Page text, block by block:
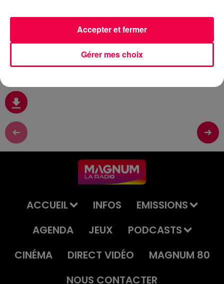
DU LUNDI 15 JUIN
(MAGNUM DRIVE) Le jeu de l'anniversaire du Lundi 15
Juin
ACCUEIL INFOS
EMISSIONS
AGENDA
JEUX
PODCASTS
CINÉMA
DIRECT VIDÉO
MAGNUM 80
NOUS CONTACTER
Gérer mes choix
Accepter et fermer